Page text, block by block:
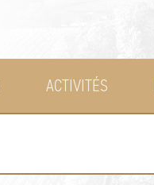
ACTIVITÉS